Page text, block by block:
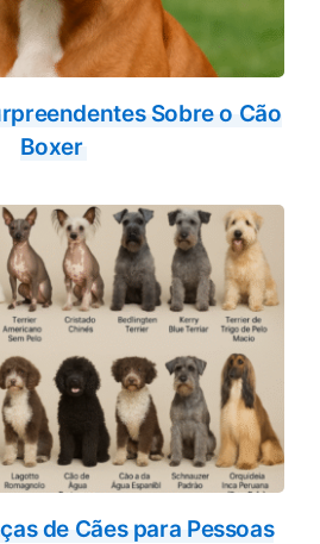
Sobre o Cão
Boxer
de Cães para Pessoas